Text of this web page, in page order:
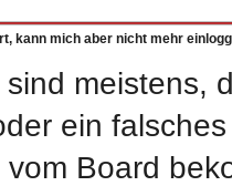
kann mich aber nicht mehr
meistens,
ein
Board